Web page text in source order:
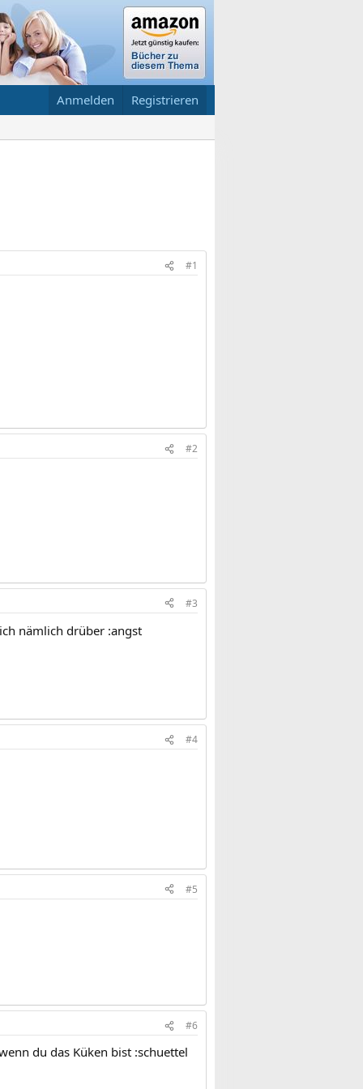
Anmelden Registrieren
#1
#2
#3
nämlich drüber :angst
#4
#5
#6
du das Küken bist :schuettel